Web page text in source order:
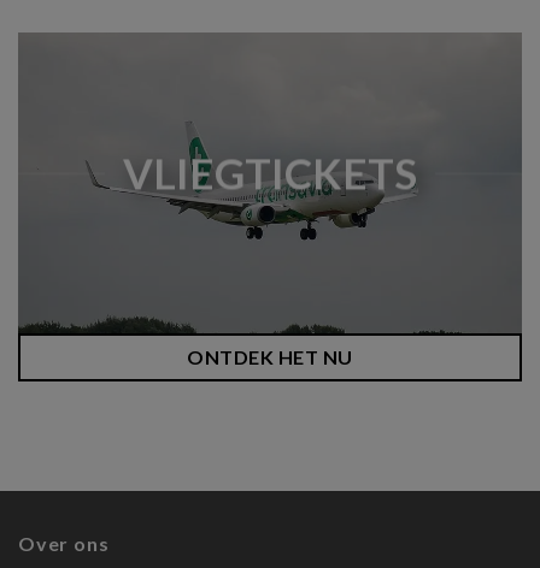
VLIEGTICKETS
ONTDEK HET NU
Over ons